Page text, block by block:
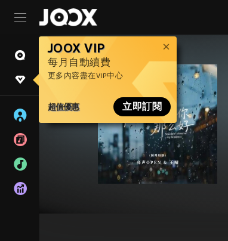
JOOX VIP
每月自動續費
更多內容盡在VIP中心
超值優惠 立即訂閱